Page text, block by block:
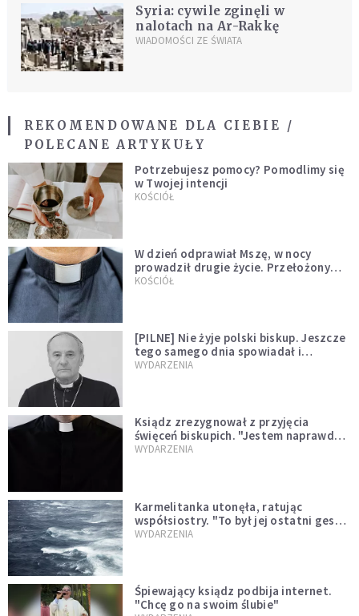
Syria: cywile zginęli w
nalotach na Ar-Rakkę
WIADOMOŚCI ZE ŚWIATA
REKOMENDOWANE DLA CIEBIE /
POLECANE ARTYKUŁY
Potrzebujesz pomocy? Pomodlimy się
w Twojej intencji
KOŚCIÓŁ
W dzień odprawiał Mszę, w nocy
prowadził drugie życie. Przełożony
kazał mu opuścić zakon
KOŚCIÓŁ
[PILNE] Nie żyje polski biskup. Jeszcze
tego samego dnia spowiadał i
sprawował Mszę świętą
WYDARZENIA
Ksiądz zrezygnował z przyjęcia
święceń biskupich. "Jestem naprawdę
niegodny"
WYDARZENIA
Karmelitanka utonęła, ratując
współsiostry. "To był jej ostatni gest
miłości"
WYDARZENIA
Śpiewający ksiądz podbija internet.
"Chcę go na swoim ślubie"